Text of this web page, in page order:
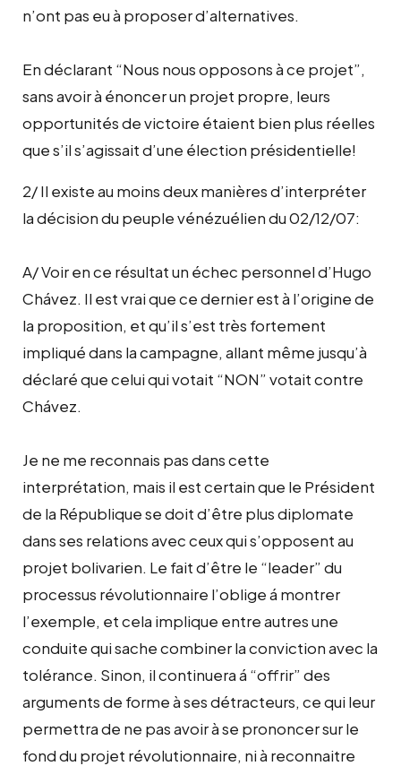
n’ont pas eu à proposer d’alternatives.
En déclarant “Nous nous opposons à ce projet”,
sans avoir à énoncer un projet propre, leurs
opportunités de victoire étaient bien plus réelles
que s’il s’agissait d’une élection présidentielle!
2/ Il existe au moins deux manières d’interpréter
la décision du peuple vénézuélien du 02/12/07:
A/ Voir en ce résultat un échec personnel d’Hugo
Chávez. Il est vrai que ce dernier est à l’origine de
la proposition, et qu’il s’est très fortement
impliqué dans la campagne, allant même jusqu’à
déclaré que celui qui votait “NON” votait contre
Chávez.
Je ne me reconnais pas dans cette
interprétation, mais il est certain que le Président
de la République se doit d’être plus diplomate
dans ses relations avec ceux qui s’opposent au
projet bolivarien. Le fait d’être le “leader” du
processus révolutionnaire l’oblige á montrer
l’exemple, et cela implique entre autres une
conduite qui sache combiner la conviction avec la
tolérance. Sinon, il continuera á “offrir” des
arguments de forme à ses détracteurs, ce qui leur
permettra de ne pas avoir à se prononcer sur le
fond du projet révolutionnaire, ni à reconnaitre